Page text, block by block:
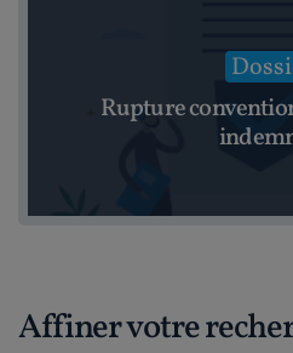
Rupture
Affiner votre